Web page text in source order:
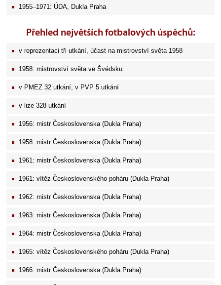
1955–1971: ÚDA, Dukla Praha
Přehled největších fotbalových úspěchů:
v reprezentaci tři utkání, účast na mistrovství světa 1958
1958: mistrovství světa ve Švédsku
v PMEZ 32 utkání, v PVP 5 utkání
v lize 328 utkání
1956: mistr Československa (Dukla Praha)
1958: mistr Československa (Dukla Praha)
1961: mistr Československa (Dukla Praha)
1961: vítěz Československého poháru (Dukla Praha)
1962: mistr Československa (Dukla Praha)
1963: mistr Československa (Dukla Praha)
1964: mistr Československa (Dukla Praha)
1965: vítěz Československého poháru (Dukla Praha)
1966: mistr Československa (Dukla Praha)